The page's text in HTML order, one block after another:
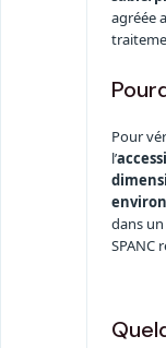
agréée
Pour
l’
dans un
SPANC